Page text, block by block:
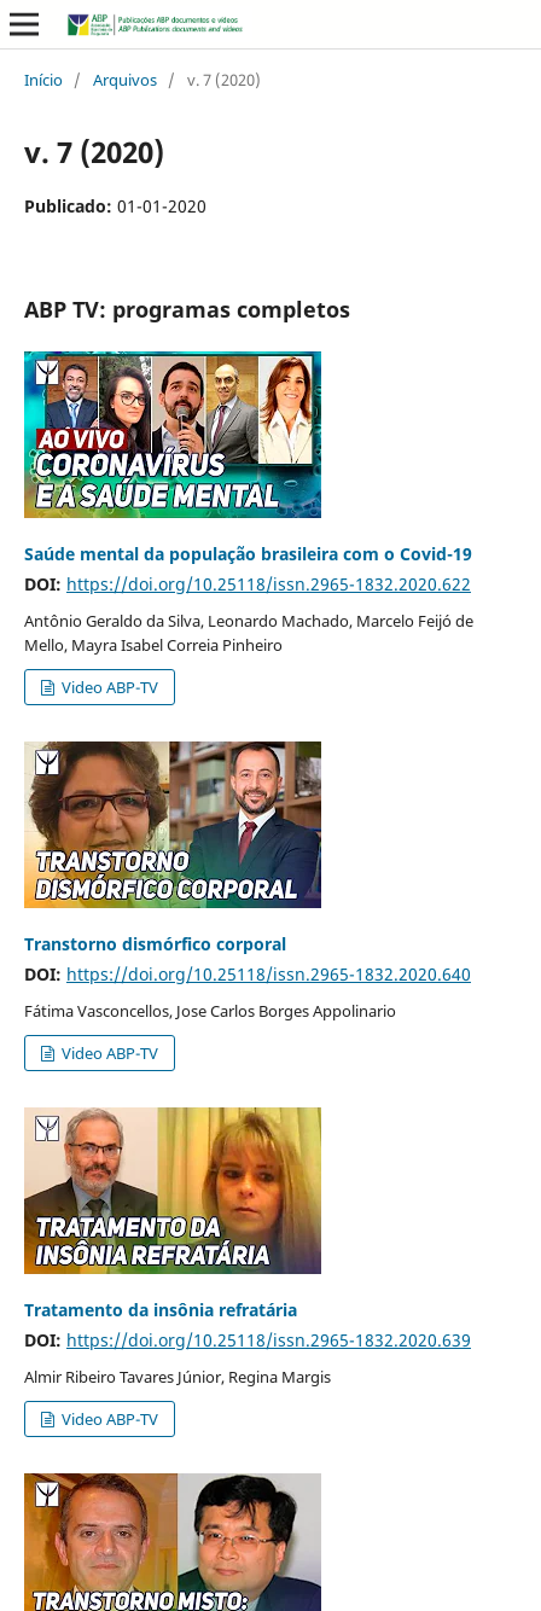
Início / Arquivos / v. 7 (2020)
v. 7 (2020)
Publicado: 01-01-2020
ABP TV: programas completos
Saúde mental da população brasileira com o Covid-19
DOI: https://doi.org/10.25118/issn.2965-1832.2020.622
Antônio Geraldo da Silva, Leonardo Machado, Marcelo Feijó de
Mello, Mayra Isabel Correia Pinheiro
Video ABP-TV
Transtorno dismórfico corporal
DOI: https://doi.org/10.25118/issn.2965-1832.2020.640
Fátima Vasconcellos, Jose Carlos Borges Appolinario
Video ABP-TV
Tratamento da insônia refratária
DOI: https://doi.org/10.25118/issn.2965-1832.2020.639
Almir Ribeiro Tavares Júnior, Regina Margis
Video ABP-TV